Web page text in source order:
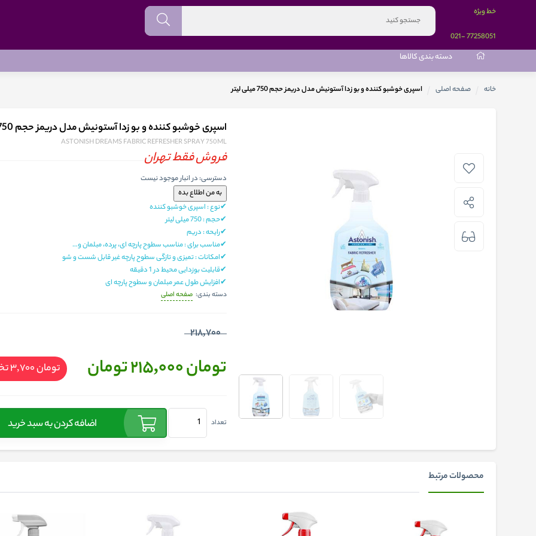
خط ویژه
77258051
-021
دسته بندی کالاها
خانه صفحه اصلی اسپری خوشبو کننده و بو زدا آستونیش مدل دریمز حجم 750 میلی لیتر
اسپری خوشبو کننده و بو زدا آستونیش مدل دریمز حجم 750 میلی لیتر
ASTONISH DREAMS FABRIC REFRESHER SPRAY 750ML
فروش فقط تهران
دسترسی: در انبار موجود نیست
✔نوع : اسپری خوشبو کننده
✔حجم : 750 میلی لیتر
✔رایحه : دریم
✔مناسب برای : مناسب سطوح پارچه‌ ای، پرده، مبلمان و…
✔امکانات : تمیزی و تازگی سطوح پارچه غیر قابل شست و شو
✔قابلیت بوزدایی محیط در 1 دقیقه
✔افزایش طول عمر مبلمان و سطوح پارچه ای
دسته بندی: صفحه اصلی
218,700
تومان 215,000 تومان تومان 3,700
تعداد اضافه کردن به سبد خرید
محصولات مرتبط